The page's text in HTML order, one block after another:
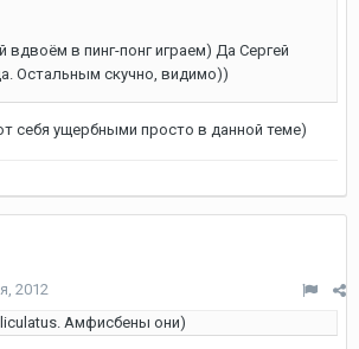
вдвоём в пинг-понг играем) Да Сергей
Остальным скучно, видимо))
себя ущербными просто в данной теме)
2012
Амфисбены они)